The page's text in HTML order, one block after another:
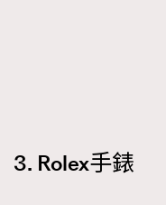
3. Rolex手錶